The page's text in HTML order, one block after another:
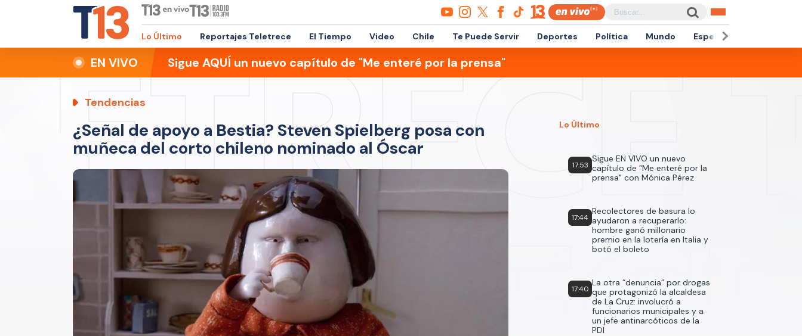
Lo Último Reportajes Teletrece El Tiempo Video Chile Te Puede Servir Deportes Política Mundo Espectáculos
EN VIVO Sigue AQUÍ un nuevo capítulo de "Me enteré por la prensa"
Tendencias
¿Señal de apoyo a Bestia? Steven Spielberg posa con
muñeca del corto chileno nominado al Óscar
Lo Último
17:53
Sigue EN VIVO un nuevo
capítulo de "Me enteré por la
prensa" con Mónica Pérez
17:44
Recolectores de basura lo
ayudaron a recuperarlo:
hombre ganó millonario
premio en la lotería en Italia y
botó el boleto
17:40
La otra “denuncia” por drogas
que protagonizó la alcaldesa
de La Cruz: involucró a
funcionarios municipales y a
un jefe antinarcóticos de la
PDI